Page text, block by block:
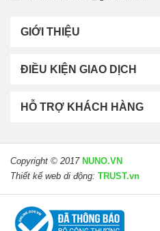
GIỚI THIỆU
ĐIỀU KIỆN GIAO DỊCH
HỖ TRỢ KHÁCH HÀNG
Copyright © 2017 NUNO.VN
Thiết kế web di động: TRUST.vn